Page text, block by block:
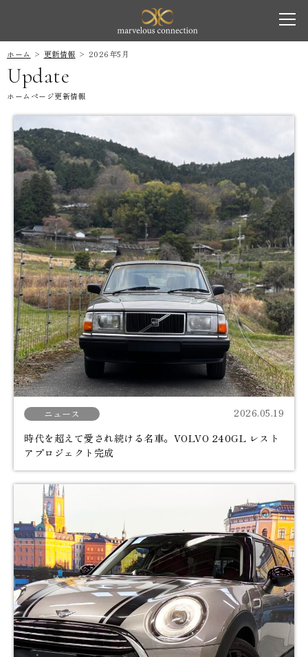
marvelous
ホーム 更新情報 2026年5月
Update
ホームページ更新情報
ニュース 2026.05.19
時代を超えて愛され続ける名車。VOLVO 240GL レスト
アプロジェクト完成